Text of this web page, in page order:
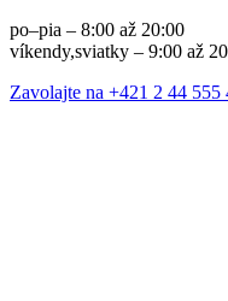
po–pia – 8:00 až 20:00
víkendy,sviatky – 9:00 až
Zavolajte na +421 2 44 555